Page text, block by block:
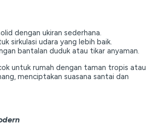
dengan ukiran sederhana.
sirkulasi udara yang lebih baik.
bantalan duduk atau tikar anyaman.
untuk rumah dengan taman tropis atau
menciptakan suasana santai dan